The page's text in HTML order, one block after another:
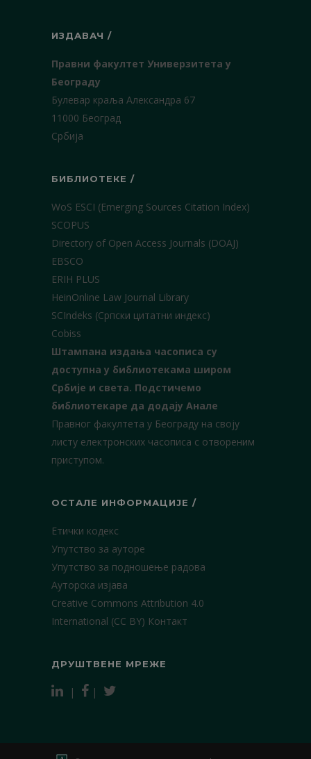
ИЗДАВАЧ /
Правни факултет Универзитета у
Београду
Булевар краља Александра 67
11000 Београд
Србија
БИБЛИОТЕКЕ /
WoS ESCI (Emerging Sources Citation Index)
SCOPUS
Directory of Open Access Journals (DOAJ)
EBSCO
ERIH PLUS
HeinOnline Law Journal Library
SCIndeks (Српски цитатни индекс)
Cobiss
Штампана издања часописа су
доступна у библиотекама широм
Србије и света. Подстичемо
библиотекаре да додају Анале
Правног факултета у Београду на своју
листу електронских часописа с отвореним
приступом.
ОСТАЛЕ ИНФОРМАЦИЈЕ /
Етички кодекс
Упутство за ауторе
Упутство за подношење радова
Ауторска изјава
Creative Commons Attribution 4.0
International (CC BY) Контакт
ДРУШТВЕНЕ МРЕЖЕ
| |